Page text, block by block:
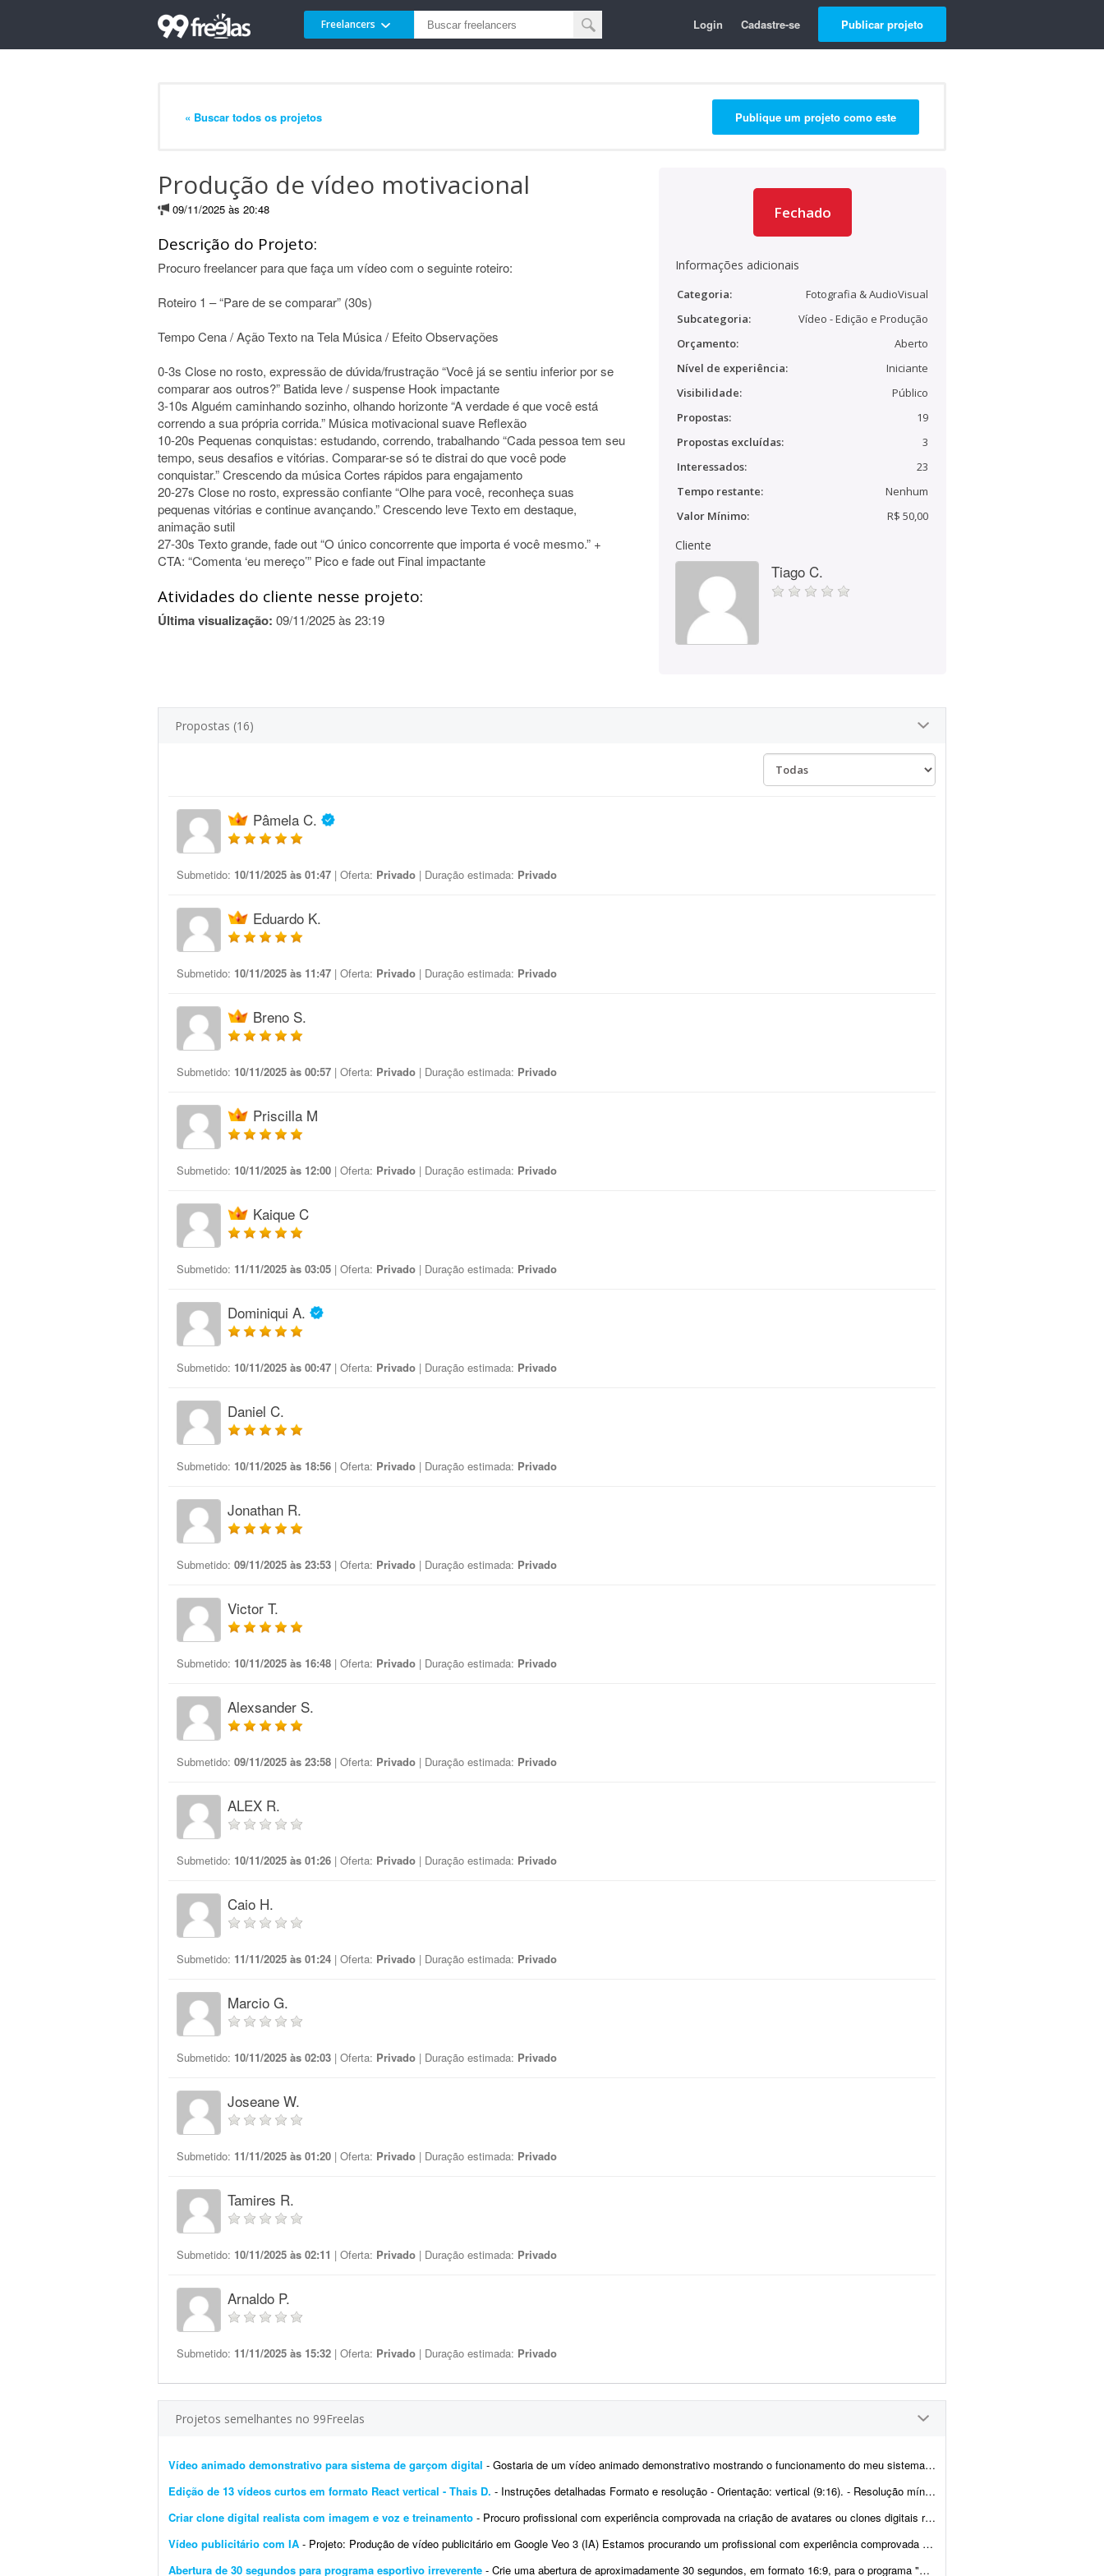
Freelancers Login Cadastre-se Publicar projeto
« Buscar todos os projetos Publique um projeto como este
Produção de vídeo motivacional
09/11/2025 às 20:48
Descrição do Projeto:
Procuro freelancer para que faça um vídeo com o seguinte roteiro:
Roteiro 1 – “Pare de se comparar” (30s)
Tempo Cena / Ação Texto na Tela Música / Efeito Observações
0-3s Close no rosto, expressão de dúvida/frustração “Você já se sentiu inferior por se
comparar aos outros?” Batida leve / suspense Hook impactante
3-10s Alguém caminhando sozinho, olhando horizonte “A verdade é que você está
correndo a sua própria corrida.” Música motivacional suave Reflexão
10-20s Pequenas conquistas: estudando, correndo, trabalhando “Cada pessoa tem seu
tempo, seus desafios e vitórias. Comparar-se só te distrai do que você pode
conquistar.” Crescendo da música Cortes rápidos para engajamento
20-27s Close no rosto, expressão confiante “Olhe para você, reconheça suas
pequenas vitórias e continue avançando.” Crescendo leve Texto em destaque,
animação sutil
27-30s Texto grande, fade out “O único concorrente que importa é você mesmo.” +
CTA: “Comenta ‘eu mereço’” Pico e fade out Final impactante
Atividades do cliente nesse projeto:
Última visualização: 09/11/2025 às 23:19
Fechado
Informações adicionais
Categoria:
Fotografia & AudioVisual
Subcategoria:
Vídeo - Edição e Produção
Orçamento:
Aberto
Nível de experiência:
Iniciante
Visibilidade:
Público
Propostas:
19
Propostas excluídas:
3
Interessados:
23
Tempo restante:
Nenhum
Valor Mínimo:
R$ 50,00
Cliente
Tiago C.
Propostas (16)
Pâmela C.
Submetido: 10/11/2025 às 01:47 | Oferta: Privado | Duração estimada: Privado
Eduardo K.
Submetido: 10/11/2025 às 11:47 | Oferta: Privado | Duração estimada: Privado
Breno S.
Submetido: 10/11/2025 às 00:57 | Oferta: Privado | Duração estimada: Privado
Priscilla M
Submetido: 10/11/2025 às 12:00 | Oferta: Privado | Duração estimada: Privado
Kaique C
Submetido: 11/11/2025 às 03:05 | Oferta: Privado | Duração estimada: Privado
Dominiqui A.
Submetido: 10/11/2025 às 00:47 | Oferta: Privado | Duração estimada: Privado
Daniel C.
Submetido: 10/11/2025 às 18:56 | Oferta: Privado | Duração estimada: Privado
Jonathan R.
Submetido: 09/11/2025 às 23:53 | Oferta: Privado | Duração estimada: Privado
Victor T.
Submetido: 10/11/2025 às 16:48 | Oferta: Privado | Duração estimada: Privado
Alexsander S.
Submetido: 09/11/2025 às 23:58 | Oferta: Privado | Duração estimada: Privado
ALEX R.
Submetido: 10/11/2025 às 01:26 | Oferta: Privado | Duração estimada: Privado
Caio H.
Submetido: 11/11/2025 às 01:24 | Oferta: Privado | Duração estimada: Privado
Marcio G.
Submetido: 10/11/2025 às 02:03 | Oferta: Privado | Duração estimada: Privado
Joseane W.
Submetido: 11/11/2025 às 01:20 | Oferta: Privado | Duração estimada: Privado
Tamires R.
Submetido: 10/11/2025 às 02:11 | Oferta: Privado | Duração estimada: Privado
Arnaldo P.
Submetido: 11/11/2025 às 15:32 | Oferta: Privado | Duração estimada: Privado
Projetos semelhantes no 99Freelas
Vídeo animado demonstrativo para sistema de garçom digital - Gostaria de um vídeo animado demonstrativo mostrando o funcionamento do meu sistema. O sistema é o rangu.app É um sistema de garçom digital.
Edição de 13 vídeos curtos em formato React vertical - Thais D. - Instruções detalhadas Formato e resolução - Orientação: vertical (9:16). - Resolução mínima: 1080x1920. - Cada vídeo deve ter ...
Criar clone digital realista com imagem e voz e treinamento - Procuro profissional com experiência comprovada na criação de avatares ou clones digitais realistas utilizando inteligência artificial. O projeto consiste em criar um clo...
Vídeo publicitário com IA - Projeto: Produção de vídeo publicitário em Google Veo 3 (IA) Estamos procurando um profissional com experiência comprovada em Google Veo 3 para desenvolver um v&i...
Abertura de 30 segundos para programa esportivo irreverente - Crie uma abertura de aproximadamente 30 segundos, em formato 16:9, para o programa "Arena", um programa esportivo de futebol com perfil irreverente e bem-humorado. A estética deve...